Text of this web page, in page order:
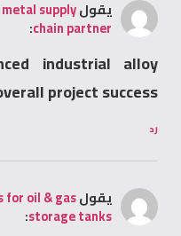
يقولmetal supply
chain partner
:
industrial alloy
project success.
يقولfor oil & gas
storage tanks
: